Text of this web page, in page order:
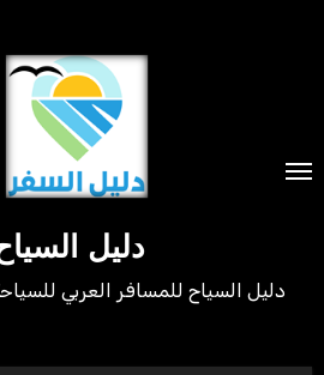
دليل
دليل السياح للمسافر العربي